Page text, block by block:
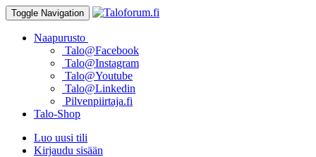
Toggle Navigation
Naapurusto
Talo@Facebook
Talo@Instagram
Talo@Youtube
Talo@Linkedin
Pilvenpiirtaja.fi
Talo-Shop
Luo uusi tili
Kirjaudu sisään